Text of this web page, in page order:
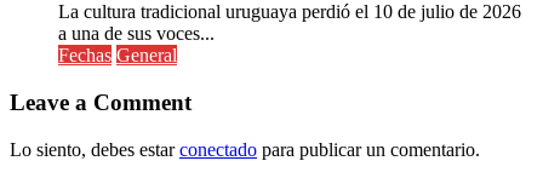
La cultura tradicional uruguaya perdió el 10 de julio de 2026
a una de sus voces...
Fechas General
Leave a Comment
Lo siento, debes estarconectado para publicar un comentario.